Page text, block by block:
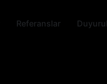
Referanslar